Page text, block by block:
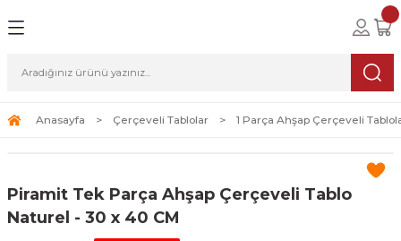
Tablolar
Tablolar
Sanat
Anasayfa Çerçeveli Tablolar 1 Parça Ahşap Çerçeveli
Piramit Tek Parça Ahşap Çerçeveli Tablo
Naturel - 30 x 40 CM